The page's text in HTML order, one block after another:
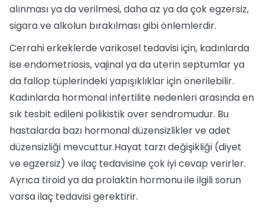
alınması ya da verilmesi, daha az ya da çok egzersiz,
sigara ve alkolun bırakılması gibi önlemlerdir.
Cerrahi erkeklerde varikosel tedavisi için, kadınlarda
ise endometriosis, vajinal ya da uterin septumlar ya
da fallop tüplerindeki yapışıklıklar için önerilebilir.
Kadınlarda hormonal infertilite nedenleri arasında en
sık tesbit edileni polikistik over sendromudur. Bu
hastalarda bazı hormonal düzensizlikler ve adet
düzensizliği mevcuttur.Hayat tarzı değişikliği (diyet
ve egzersiz) ve ilaç tedavisine çok iyi cevap verirler.
Ayrıca tiroid ya da prolaktin hormonu ile ilgili sorun
varsa ilaç tedavisi gerektirir.